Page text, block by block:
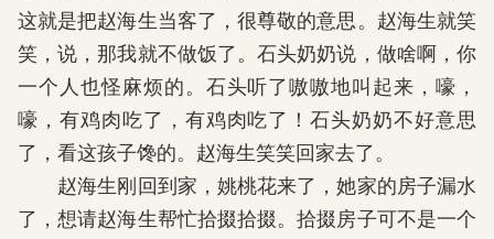
这就是把赵海生当客了，很尊敬的意思。赵海生就笑
笑，说，那我就不做饭了。石头奶奶说，做啥啊，你
一个人也怪麻烦的。石头听了嗷嗷地叫起来，嚎，
嚎，有鸡肉吃了，有鸡肉吃了！石头奶奶不好意思
了，看这孩子馋的。赵海生笑笑回家去了。
赵海生刚回到家，姚桃花来了，她家的房子漏水
了，想请赵海生帮忙拾掇拾掇。拾掇房子可不是一个